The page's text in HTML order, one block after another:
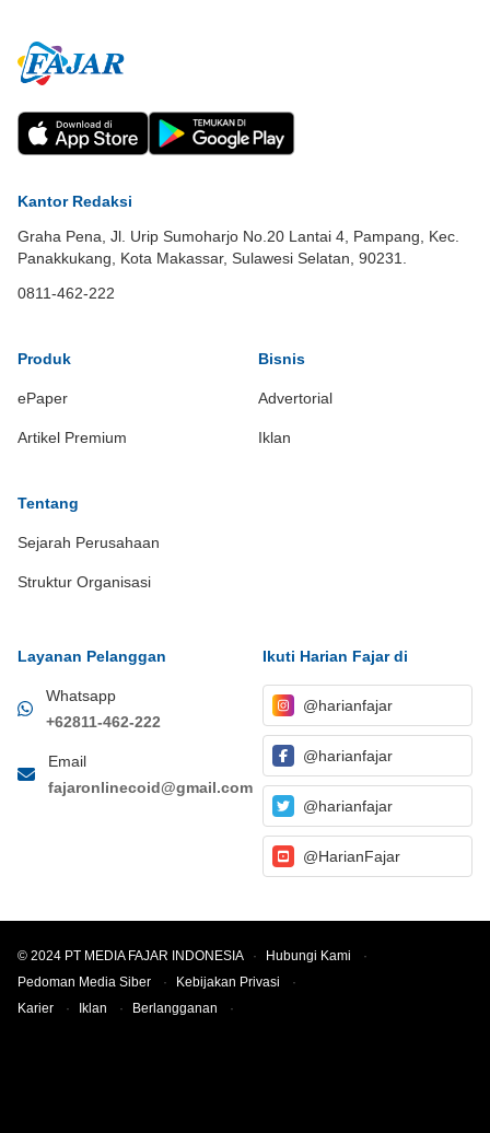
Kantor Redaksi
Graha Pena, Jl. Urip Sumoharjo No.20 Lantai 4, Pampang, Kec.
Panakkukang, Kota Makassar, Sulawesi Selatan, 90231.
0811-462-222
Produk
ePaper
Artikel Premium
Bisnis
Advertorial
Iklan
Tentang
Sejarah Perusahaan
Struktur Organisasi
Layanan Pelanggan
Whatsapp
+62811-462-222
Email
fajaronlinecoid@gmail.com
Ikuti Harian Fajar di
@harianfajar
@harianfajar
@harianfajar
@HarianFajar
© 2024 PT MEDIA FAJAR INDONESIA · Hubungi Kami
·
Pedoman Media Siber
· Kebijakan Privasi
·
Karier
· Iklan · Berlangganan ·